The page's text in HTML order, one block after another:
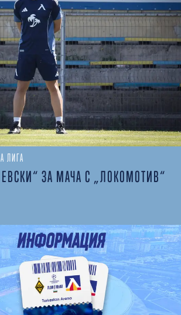
ЛИГА
ЗА МАЧА С „ЛОКОМОТИВ“